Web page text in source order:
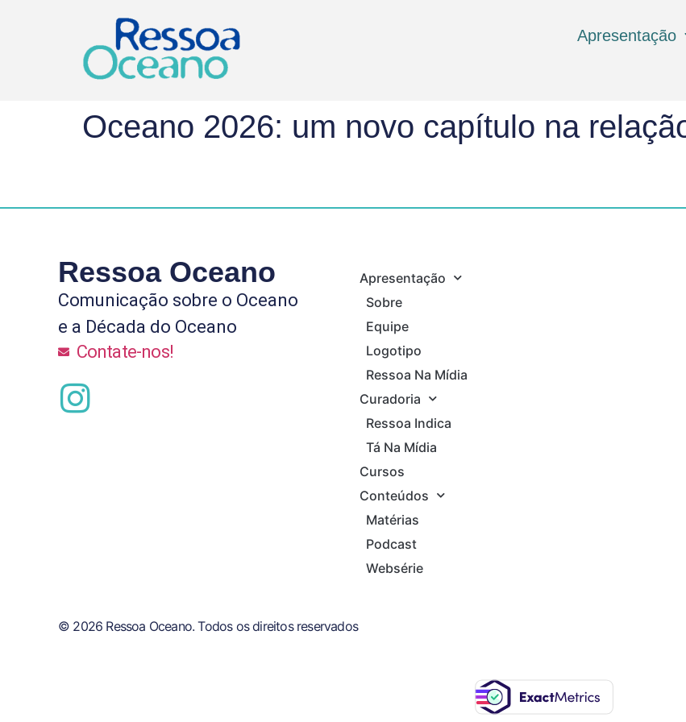
Apresentação
Oceano 2026: um novo capítulo na
Ressoa Oceano
Comunicação sobre o Oceano
e a Década do Oceano
Contate-nos!
Apresentação
Sobre
Equipe
Logotipo
Ressoa Na Mídia
Curadoria
Ressoa Indica
Tá Na Mídia
Cursos
Conteúdos
Matérias
Podcast
Websérie
© 2026 Ressoa Oceano. Todos os direitos reservados